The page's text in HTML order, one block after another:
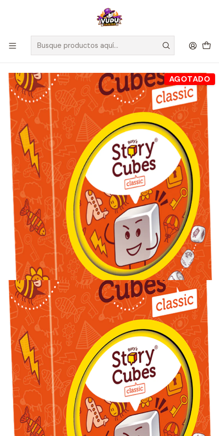
🚀 ¡Despachamos a todo Chile! Envío GRATIS a Regiones sobre
$100.000 y a RM sobre $35.000
Inicio Juegos de Mesa Cooperativos
Rory's Story Cubes: Clasico (Blister Eco) - Español
AGOTADO